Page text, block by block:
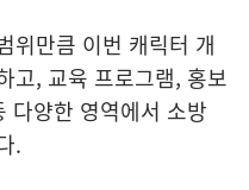
위만큼 이번 캐릭터 개
고, 교육 프로그램, 홍보
다양한 영역에서 소방
.